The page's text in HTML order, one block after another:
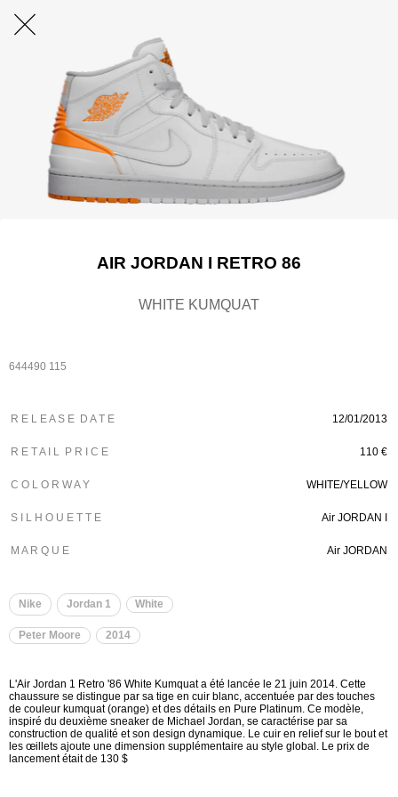
AIR JORDAN I RETRO 86
WHITE KUMQUAT
644490 115
R E L E A S E D A T E 12/01/2013
R E T A I L P R I C E 110 €
C O L O R W A Y WHITE/YELLOW
S I L H O U E T T E Air JORDAN I
M A R Q U E Air JORDAN
Nike Jordan 1 White
Peter Moore 2014
L'Air Jordan 1 Retro '86 White Kumquat a été lancée le 21 juin 2014. Cette
chaussure se distingue par sa tige en cuir blanc, accentuée par des touches
de couleur kumquat (orange) et des détails en Pure Platinum. Ce modèle,
inspiré du deuxième sneaker de Michael Jordan, se caractérise par sa
construction de qualité et son design dynamique. Le cuir en relief sur le bout et
les œillets ajoute une dimension supplémentaire au style global. Le prix de
lancement était de 130 $